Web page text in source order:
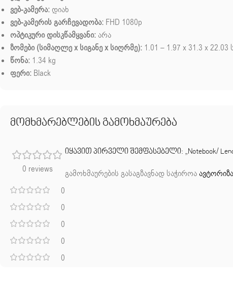
ვებ-კამერა: დიახ
ვებ-კამერის გარჩევადობა: FHD 1080p
ოპტიკური დისკწამყვანი:არა
ზომები (სიმაღლე x სიგანე x სიღრმე): 1.01 – 1.97 x 31.3 x 22.03
წონა: 1.34 kg
ფერი: Black
მომხმარებლების გამოხმაურება
0 reviews
0
0
0
0
0
იყავით პირველი შემფასებელი: „Notebook/
გამოხმაურების გასაგზავნად საჭიროა